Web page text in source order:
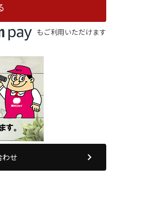
もご利用いただけます
わせ